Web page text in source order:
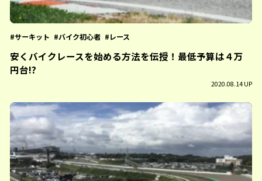
サーキット バイク初心者 レース
安くバイクレースを始める方法を伝授！最低予算は４万
円台!?
2020.08.14 UP